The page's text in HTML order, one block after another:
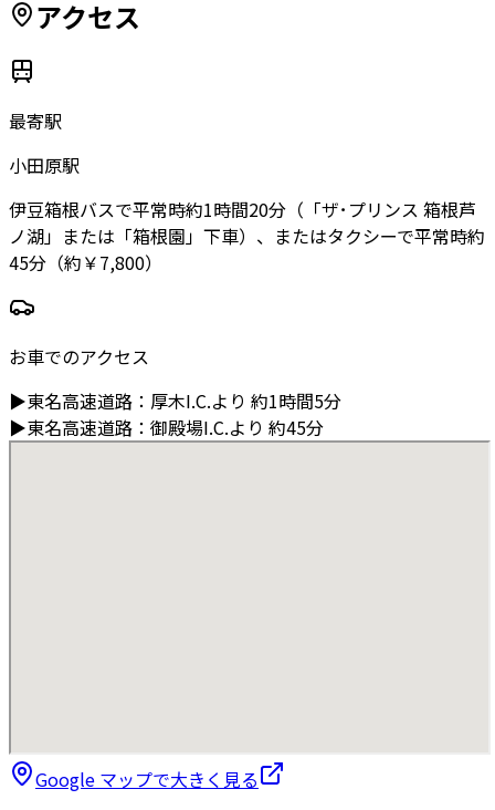
アクセス
最寄駅
小田原駅
伊豆箱根バスで平常時約1時間20分（「ザ･プリンス 箱根芦
ノ湖」または「箱根園」下車）、またはタクシーで平常時約
45分（約￥7,800）
お車でのアクセス
▶東名高速道路 ： 厚木I.C.より 約1時間5分
▶東名高速道路 ： 御殿場I.C.より 約45分
Google マップで大きく見る